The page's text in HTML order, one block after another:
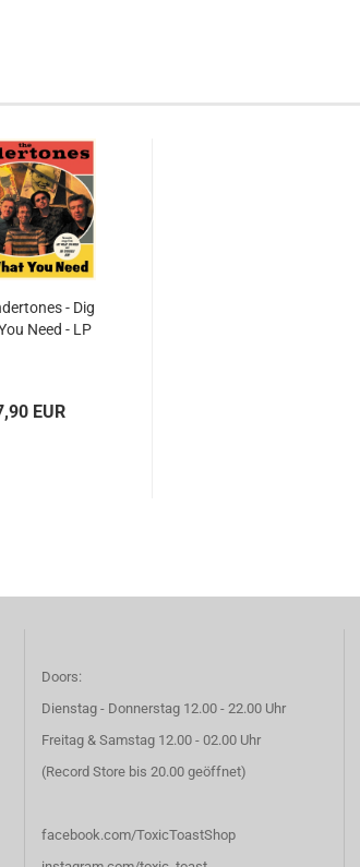
- Dig
Need - LP
EUR
Doors:
Dienstag - Donnerstag 12.00 - 22.00 Uhr
Freitag & Samstag 12.00 - 02.00 Uhr
(Record Store bis 20.00 geöffnet)
facebook.com/ToxicToastShop